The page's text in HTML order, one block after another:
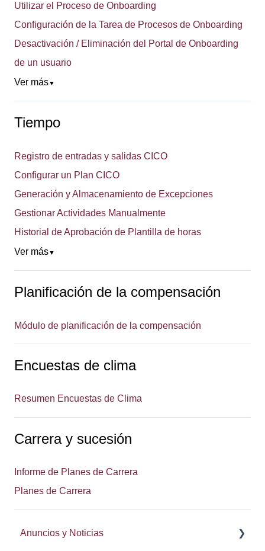
Utilizar el Proceso de Onboarding
Configuración de la Tarea de Procesos de Onboarding
Desactivación / Eliminación del Portal de Onboarding
de un usuario
Ver más▼
Tiempo
Registro de entradas y salidas CICO
Configurar un Plan CICO
Generación y Almacenamiento de Excepciones
Gestionar Actividades Manualmente
Historial de Aprobación de Plantilla de horas
Ver más▼
Planificación de la compensación
Módulo de planificación de la compensación
Encuestas de clima
Resumen Encuestas de Clima
Carrera y sucesión
Informe de Planes de Carrera
Planes de Carrera
Anuncios y Noticias